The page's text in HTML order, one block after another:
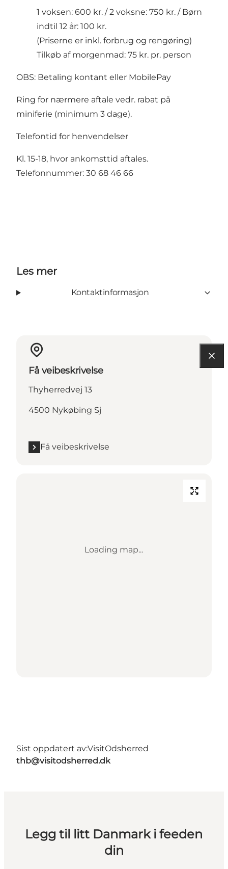
1 voksen: 600 kr. / 2 voksne: 750 kr. / Børn
indtil 12 år: 100 kr.
(Priserne er inkl. forbrug og rengøring)
Tilkøb af morgenmad: 75 kr. pr. person
OBS: Betaling kontant eller MobilePay
Ring for nærmere aftale vedr. rabat på
miniferie (minimum 3 dage).
Telefontid for henvendelser
Kl. 15-18, hvor ankomsttid aftales.
Telefonnummer: 30 68 46 66
Les mer
Kontaktinformasjon
Få veibeskrivelse
Thyherredvej 13
4500 Nykøbing Sj
Få veibeskrivelse
Loading map...
Sist oppdatert av:VisitOdsherred
thb@visitodsherred.dk
Legg til litt Danmark i feeden
din